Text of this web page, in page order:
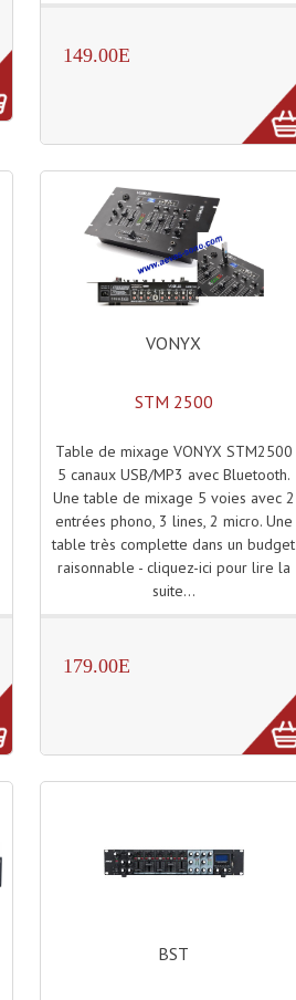
149.00E
VONYX
STM 2500
Table de mixage VONYX STM2500
5 canaux USB/MP3 avec Bluetooth.
Une table de mixage 5 voies avec 2
entrées phono, 3 lines, 2 micro. Une
table très complette dans un budget
raisonnable - cliquez-ici pour lire la
suite...
179.00E
BST